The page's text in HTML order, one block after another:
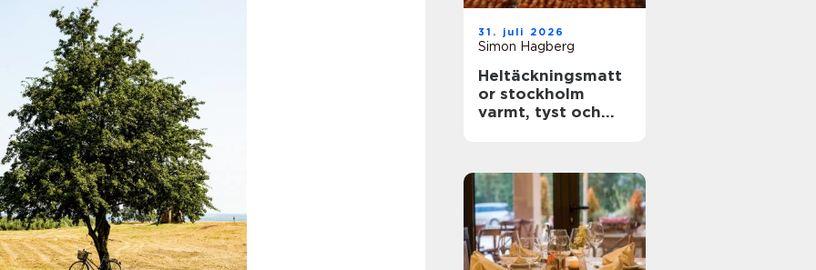
31. juli 2026
Simon Hagberg
Heltäckningsmatt
or stockholm
varmt, tyst och